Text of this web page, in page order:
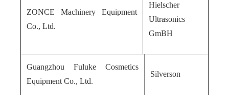
ZONCE Machinery Equipment
Co., Ltd.
Hielscher
Ultrasonics
GmBH
Guangzhou Fuluke Cosmetics
Equipment Co., Ltd.
Silverson